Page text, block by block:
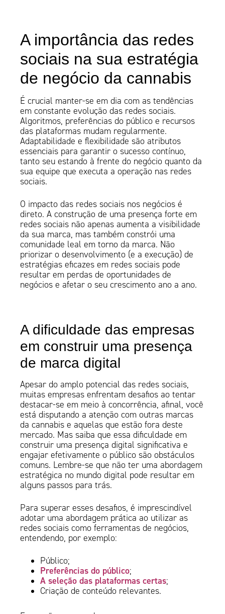
A importância das redes
sociais na sua estratégia
de negócio da cannabis
É crucial manter-se em dia com as tendências
em constante evolução das redes sociais.
Algoritmos, preferências do público e recursos
das plataformas mudam regularmente.
Adaptabilidade e flexibilidade são atributos
essenciais para garantir o sucesso contínuo,
tanto seu estando à frente do negócio quanto da
sua equipe que executa a operação nas redes
sociais.
O impacto das redes sociais nos negócios é
direto. A construção de uma presença forte em
redes sociais não apenas aumenta a visibilidade
da sua marca, mas também constrói uma
comunidade leal em torno da marca. Não
priorizar o desenvolvimento (e a execução) de
estratégias eficazes em redes sociais pode
resultar em perdas de oportunidades de
negócios e afetar o seu crescimento ano a ano.
A dificuldade das empresas
em construir uma presença
de marca digital
Apesar do amplo potencial das redes sociais,
muitas empresas enfrentam desafios ao tentar
destacar-se em meio à concorrência, afinal, você
está disputando a atenção com outras marcas
da cannabis e aquelas que estão fora deste
mercado. Mas saiba que essa dificuldade em
construir uma presença digital significativa e
engajar efetivamente o público são obstáculos
comuns. Lembre-se que não ter uma abordagem
estratégica no mundo digital pode resultar em
alguns passos para trás.
Para superar esses desafios, é imprescindível
adotar uma abordagem prática ao utilizar as
redes sociais como ferramentas de negócios,
entendendo, por exemplo:
Público;
Preferências do público;
A seleção das plataformas certas;
Criação de conteúdo relevantes.